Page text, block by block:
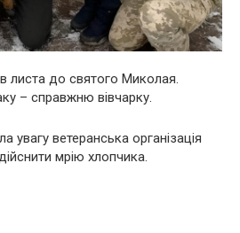
листа до святого Миколая.
– справжню вівчарку.
увагу ветеранська організація
мрію хлопчика.